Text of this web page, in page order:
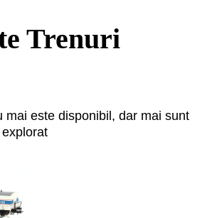
Trenuri
mai este disponibil, dar mai sunt